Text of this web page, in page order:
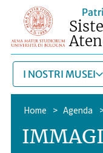
I NOSTRI MUSEI
Home > Agenda